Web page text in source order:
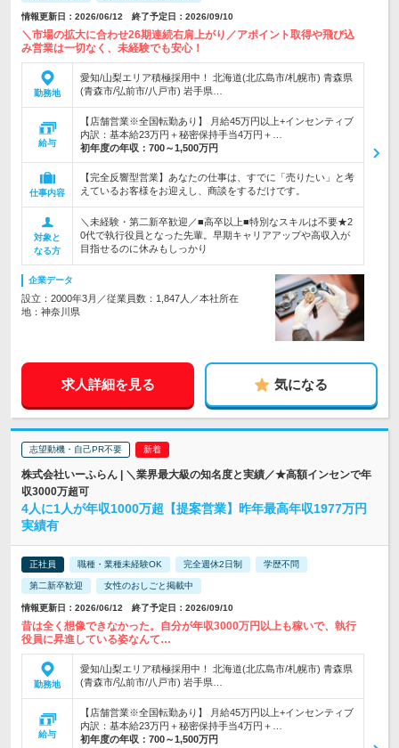
情報更新日：2026/06/12 終了予定日：2026/09/10
＼市場の拡大に合わせ26期連続右肩上がり／アポイント取得や飛び込
み営業は一切なく、未経験でも安心！
勤務地
愛知/山梨エリア積極採用中！ 北海道(北広島市/札幌市) 青森県
(青森市/弘前市/八戸市) 岩手県…
給与
【店舗営業※全国転勤あり】 月給45万円以上+インセンティブ
内訳：基本給23万円＋秘密保持手当4万円＋…
初年度の年収： 700～1,500万円
仕事内容
【完全反響型営業】あなたの仕事は、すでに「売りたい」と考
えているお客様をお迎えし、商談をするだけです。
対象と
なる方
＼未経験・第二新卒歓迎／■高卒以上■特別なスキルは不要★2
0代で執行役員となった先輩。早期キャリアアップや高収入が
目指せるのに休みもしっかり
企業データ
設立：2000年3月／従業員数：1,847人／本社所在
地：神奈川県
求人詳細を見る 気になる
志望動機・自己PR不要
株式会社いーふらん | ＼業界最大級の知名度と実績／★高額インセンで年
収3000万超可
4人に1人が年収1000万超【提案営業】昨年最高年収1977万円
実績有
正社員 職種・業種未経験OK 完全週休2日制 学歴不問
第二新卒歓迎 女性のおしごと掲載中
情報更新日：2026/06/12 終了予定日：2026/09/10
昔は全く想像できなかった。自分が年収3000万円以上も稼いで、執行
役員に昇進している姿なんて…
勤務地
愛知/山梨エリア積極採用中！ 北海道(北広島市/札幌市) 青森県
(青森市/弘前市/八戸市) 岩手県…
給与
【店舗営業※全国転勤あり】 月給45万円以上+インセンティブ
内訳：基本給23万円＋秘密保持手当4万円＋…
初年度の年収： 700～1,500万円